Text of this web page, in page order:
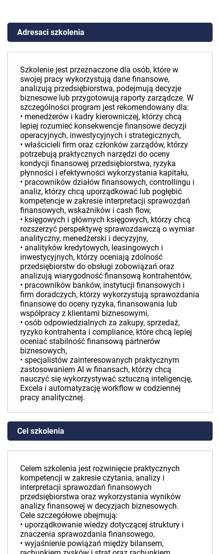
Adresaci szkolenia
Szkolenie jest przeznaczone dla osób, które w
swojej pracy wykorzystują dane finansowe,
analizują przedsiębiorstwa, podejmują decyzje
biznesowe lub przygotowują raporty zarządcze. W
szczególności program jest rekomendowany dla:
• menedżerów i kadry kierowniczej, którzy chcą
lepiej rozumieć konsekwencje finansowe decyzji
operacyjnych, inwestycyjnych i strategicznych,
• właścicieli firm oraz członków zarządów, którzy
potrzebują praktycznych narzędzi do oceny
kondycji finansowej przedsiębiorstwa, ryzyka
płynności i efektywności wykorzystania kapitału,
• pracowników działów finansowych, controllingu i
analiz, którzy chcą uporządkować lub pogłębić
kompetencje w zakresie interpretacji sprawozdań
finansowych, wskaźników i cash flow,
• księgowych i głównych księgowych, którzy chcą
rozszerzyć perspektywę sprawozdawczą o wymiar
analityczny, menedżerski i decyzyjny,
• analityków kredytowych, leasingowych i
inwestycyjnych, którzy oceniają zdolność
przedsiębiorstw do obsługi zobowiązań oraz
analizują wiarygodność finansową kontrahentów,
• pracowników banków, instytucji finansowych i
firm doradczych, którzy wykorzystują sprawozdania
finansowe do oceny ryzyka, finansowania lub
współpracy z klientami biznesowymi,
• osób odpowiedzialnych za zakupy, sprzedaż,
ryzyko kontrahenta i compliance, które chcą lepiej
oceniać stabilność finansową partnerów
biznesowych,
• specjalistów zainteresowanych praktycznym
zastosowaniem AI w finansach, którzy chcą
nauczyć się wykorzystywać sztuczną inteligencję,
Excela i automatyzację workflow w codziennej
pracy analitycznej.
Cel szkolenia
Celem szkolenia jest rozwinięcie praktycznych
kompetencji w zakresie czytania, analizy i
interpretacji sprawozdań finansowych
przedsiębiorstwa oraz wykorzystania wyników
analizy finansowej w decyzjach biznesowych.
Cele szczegółowe obejmują:
• uporządkowanie wiedzy dotyczącej struktury i
znaczenia sprawozdania finansowego,
• wyjaśnienie powiązań między bilansem,